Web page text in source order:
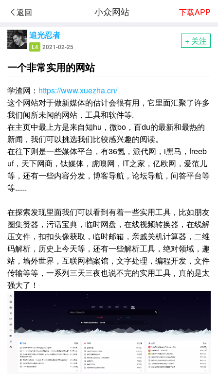
返回 小众网站 下载APP
追光忍者
L4 2021-02-25
+ 关注
一个非常实用的网站
学渣网： https://www.xuezha.cn/
这个网站对于做新媒体的估计会很有用，它里面汇聚了许多
我们闻所未闻的网站，工具和软件等.
在主页中最上方是来自知hu，微bo，百du的最新和最热的
新闻，我们可以挑选我们比较感兴趣的阅读。
在往下则是一些媒体平台，有36氪，派代网，i黑马，freeb
uf，天下网商，钛媒体，虎嗅网，IT之家，亿欧网，爱范儿
等，还有一些内容分发，博客导航，论坛导航，问答平台等
等......
在探索发现里面我们可以看到有着一些实用工具，比如朋友
圈集赞器，污话宝典，临时网盘，在线视频转换器，在线解
压文件，扣扣头像获取，临时邮箱，亲戚关机计算器，二维
码解析，历史上今天等，还有一些解析工具，绝对领域，趣
站，墙外世界，互联网档案馆，文字处理，编程开发，文件
传输等等，一系列三天三夜也说不完的实用工具，真的是太
强大了！